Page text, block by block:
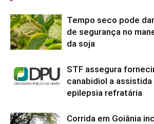
Tempo seco pode
de segurança no
da soja
STF assegura
canabidiol a assistida
epilepsia refratária
Corrida em Goiânia